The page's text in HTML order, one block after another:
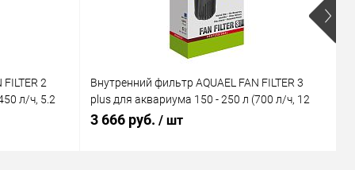
2
л/ч, 5.2
Внутренний фильтр AQUAEL FAN FILTER 3
plus для аквариума 150 - 250 л (700 л/ч, 12
Вт)
3 666 руб. / шт